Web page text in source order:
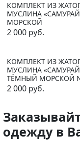
КОМПЛЕКТ ИЗ
МУСЛИНА
МОРСКОЙ
2 000 руб.
КОМПЛЕКТ ИЗ
МУСЛИНА
ТЁМНЫЙ МОРСКОЙ
2 000 руб.
одежду в